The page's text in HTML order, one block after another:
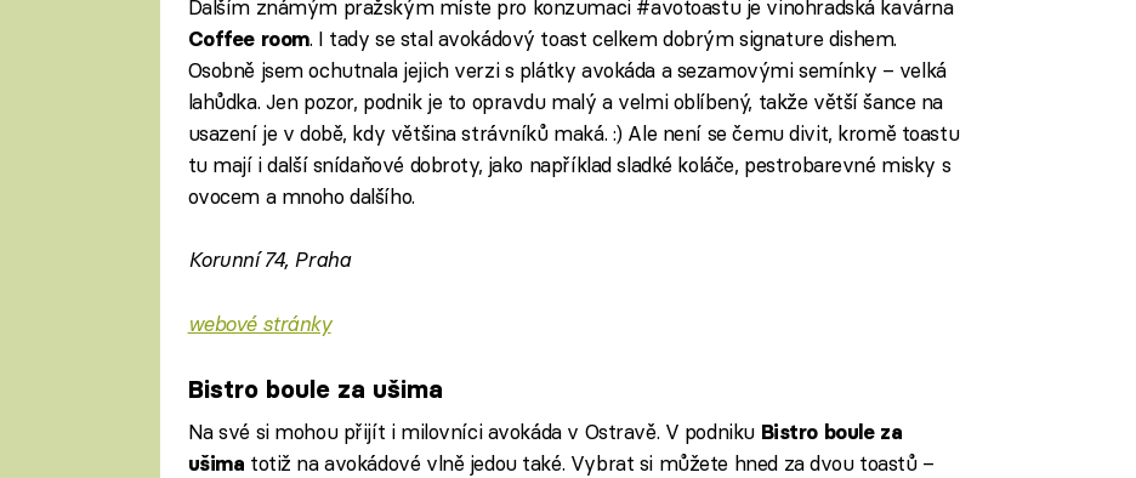
Dalším známým pražským míste pro konzumaci #avotoastu je vinohradská kavárna
Coffee room. I tady se stal avokádový toast celkem dobrým signature dishem.
Osobně jsem ochutnala jejich verzi s plátky avokáda a sezamovými semínky – velká
lahůdka. Jen pozor, podnik je to opravdu malý a velmi oblíbený, takže větší šance na
usazení je v době, kdy většina strávníků maká. :) Ale není se čemu divit, kromě toastu
tu mají i další snídaňové dobroty, jako například sladké koláče, pestrobarevné misky s
ovocem a mnoho dalšího.
Korunní 74, Praha
webové stránky
Bistro boule za ušima
Na své si mohou přijít i milovníci avokáda v Ostravě. V podniku Bistro boule za
ušima totiž na avokádové vlně jedou také. Vybrat si můžete hned za dvou toastů –